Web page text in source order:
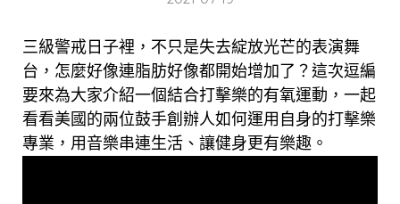
三級警戒日子裡，不只是失去綻放光芒的表演舞
台， 怎麼好像連脂肪好像都開始增加了？這次逗編
要來為大家介紹一個結合打擊樂的有氧運動，一起
看看美國的兩位鼓手創辦人如何運用自身的打擊樂
專業，用音樂串連生活、讓健身更有樂趣。